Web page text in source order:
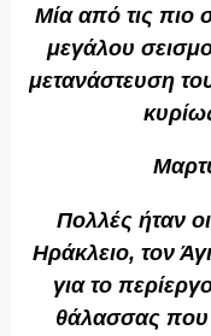
Μία από τις πιο
μεγάλου
μετανάστευση
Πολλές ήταν
Ηράκλειο, τον
για το
θάλασσας που